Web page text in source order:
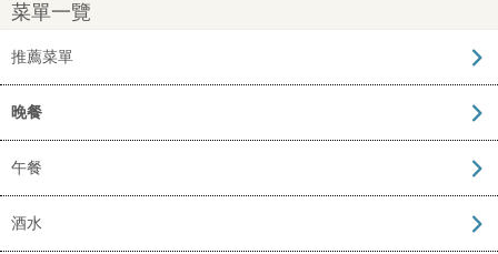
菜單一覽
推薦菜單
晚餐
午餐
酒水